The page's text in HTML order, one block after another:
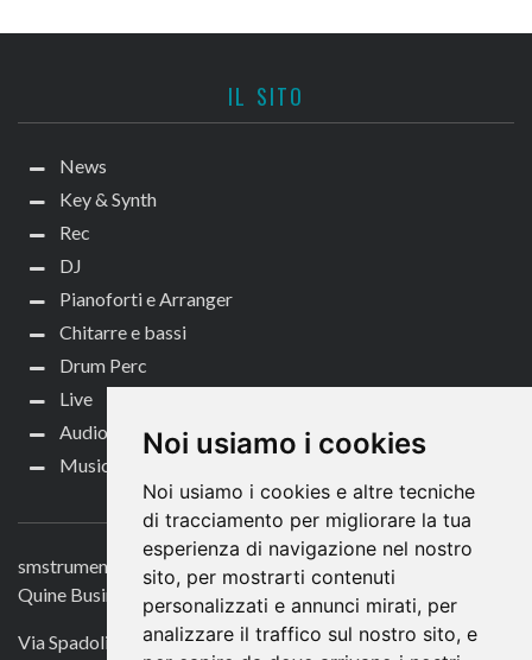
Noi usiamo i cookies
Noi usiamo i cookies e altre tecniche
di tracciamento per migliorare la tua
esperienza di navigazione nel nostro
sito, per mostrarti contenuti
personalizzati e annunci mirati, per
analizzare il traffico sul nostro sito, e
IL SITO
News
Key & Synth
Rec
DJ
Pianoforti e Arranger
Chitarre e bassi
Drum Perc
Live
Audio per video
Music Life
CONTATTACI
smstrumentimusicali.it
Quine Business Publisher
Via Spadolini 7